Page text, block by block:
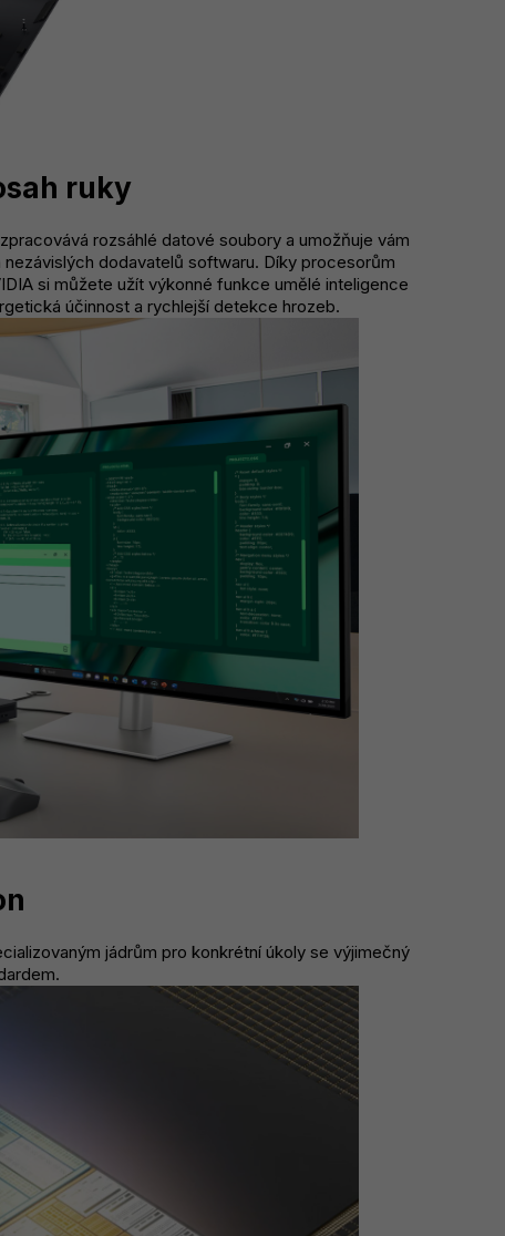
ruky
rozsáhlé datové soubory a umožňuje vám
dodavatelů softwaru. Díky procesorům
si můžete užít výkonné funkce umělé inteligence
účinnost a rychlejší detekce hrozeb.
jádrům pro konkrétní úkoly se výjimečný